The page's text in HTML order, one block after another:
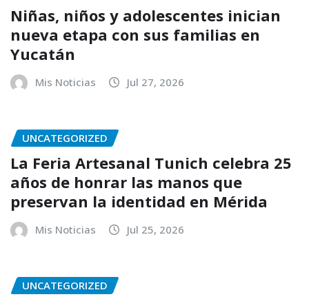
Niñas, niños y adolescentes inician
nueva etapa con sus familias en
Yucatán
Mis Noticias Jul 27, 2026
UNCATEGORIZED
La Feria Artesanal Tunich celebra 25
años de honrar las manos que
preservan la identidad en Mérida
Mis Noticias Jul 25, 2026
UNCATEGORIZED